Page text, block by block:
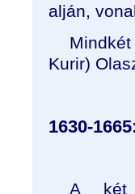
alján,
Kurir)
1630-
A két